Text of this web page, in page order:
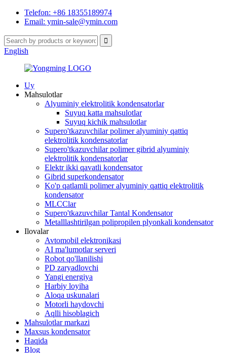
Telefon: +86 18355189974
Email: ymin-sale@ymin.com
English
Uy
Mahsulotlar
Alyuminiy elektrolitik kondensatorlar
Suyuq katta mahsulotlar
Suyuq kichik mahsulotlar
Supero'tkazuvchilar polimer alyuminiy qattiq
elektrolitik kondensatorlar
Supero'tkazuvchilar polimer gibrid alyuminiy
elektrolitik kondensatorlar
Elektr ikki qavatli kondensator
Gibrid superkondensator
Ko'p qatlamli polimer alyuminiy qattiq elektrolitik
kondensator
MLCClar
Supero'tkazuvchilar Tantal Kondensator
Metalllashtirilgan polipropilen plyonkali kondensator
Ilovalar
Avtomobil elektronikasi
AI ma'lumotlar serveri
Robot qo'llanilishi
PD zaryadlovchi
Yangi energiya
Harbiy loyiha
Aloqa uskunalari
Motorli haydovchi
Aqlli hisoblagich
Mahsulotlar markazi
Maxsus kondensator
Haqida
Blog